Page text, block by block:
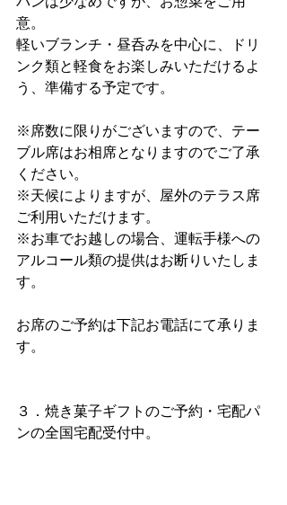
意。
軽いブランチ・昼呑みを中心に、ドリ
ンク類と軽食をお楽しみいただけるよ
う、準備する予定です。
※席数に限りがございますので、テー
ブル席はお相席となりますのでご了承
ください。
※天候によりますが、屋外のテラス席
ご利用いただけます。
※お車でお越しの場合、運転手様への
アルコール類の提供はお断りいたしま
す。
お席のご予約は下記お電話にて承りま
す。
３．焼き菓子ギフトのご予約・宅配パ
ンの全国宅配受付中。